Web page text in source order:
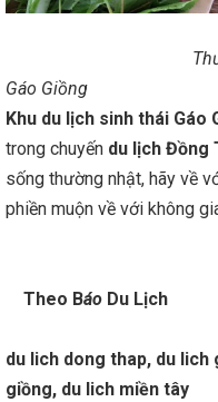
Thưởng thức
Gáo Giồng
Khu du lịch sinh thái Gáo
trong chuyến du lịch Đồng
sống thường nhật, hãy về
phiền muộn về với không
Theo Báo Du Lịch
du lich dong thap, du
giồng, du lich miền tây